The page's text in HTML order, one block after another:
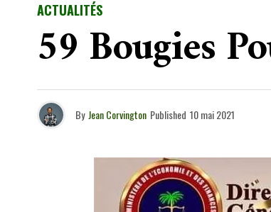
ACTUALITÉS
59 Bougies
By Jean Corvington Published 10 mai 2021